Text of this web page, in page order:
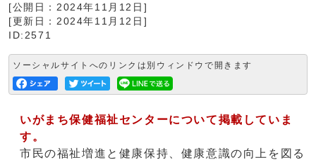
[公開日：2024年11月12日]
[更新日：2024年11月12日]
ID:2571
ソーシャルサイトへのリンクは別ウィンドウで開きます
いがまち保健福祉センターについて掲載していま
す。
市民の福祉増進と健康保持、健康意識の向上を図る